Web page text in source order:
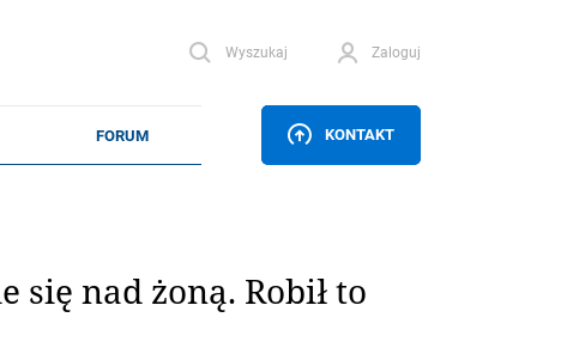
Wyszukaj Zaloguj
KONTAKT
się nad żoną. Robił to